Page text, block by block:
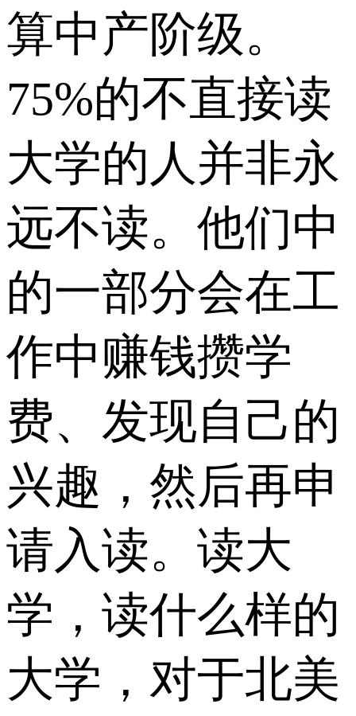
算中产阶级。
75%的不直接读
大学的人并非永
远不读。他们中
的一部分会在工
作中赚钱攒学
费、发现自己的
兴趣，然后再申
请入读。读大
学，读什么样的
大学，对于北美